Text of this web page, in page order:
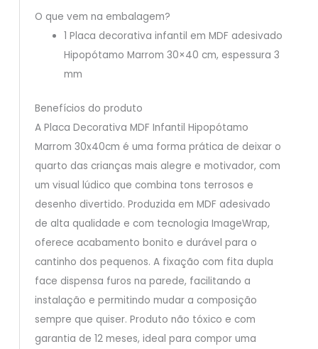
O que vem na embalagem?
1 Placa decorativa infantil em MDF adesivado
Hipopótamo Marrom 30×40 cm, espessura 3
mm
Benefícios do produto
A Placa Decorativa MDF Infantil Hipopótamo
Marrom 30x40cm é uma forma prática de deixar o
quarto das crianças mais alegre e motivador, com
um visual lúdico que combina tons terrosos e
desenho divertido. Produzida em MDF adesivado
de alta qualidade e com tecnologia ImageWrap,
oferece acabamento bonito e durável para o
cantinho dos pequenos. A fixação com fita dupla
face dispensa furos na parede, facilitando a
instalação e permitindo mudar a composição
sempre que quiser. Produto não tóxico e com
garantia de 12 meses, ideal para compor uma